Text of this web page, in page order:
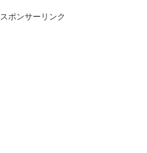
スポンサーリンク